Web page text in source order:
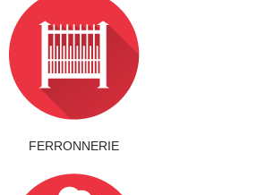
PROFILES HYDRAULIQUES
LAMINES MARCHANDS
NOUS CONTACTER
FERRONNERIE